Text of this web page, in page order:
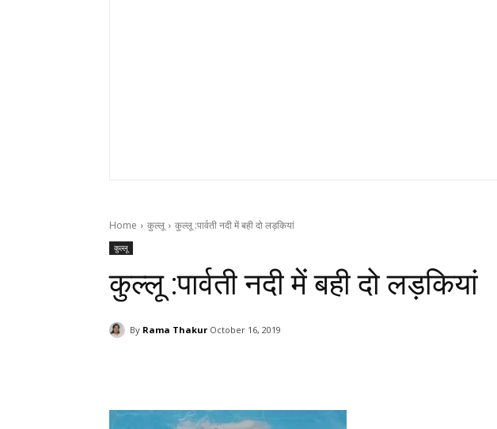
Home कुल्लू कुल्लू :पार्वती नदी में बही दो लड़कियां
कुल्लू
कुल्लू :पार्वती नदी में बही दो लड़कियां
By Rama Thakur October 16, 2019